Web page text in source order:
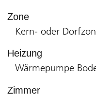
Zone
Kern- oder
Heizung
Wärmepumpe
Zimmer